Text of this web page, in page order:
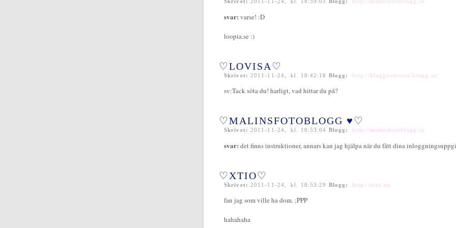
svar: varse! :D
loopia.se :)
♡LOVISA♡
Skrivet: 2011-11-24, kl. 18:42:18 Blogg: http://bloggenlovisa.blogg.se/
sv:Tack söta du! harligt, vad hittar du på?
♡MALINSFOTOBLOGG ♥♡
Skrivet: 2011-11-24, kl. 18:53:04 Blogg: http://malinsfotoblogg.se
svar: det finns instruktioner, annars kan jag hjälpa när du fått dina
♡XTIO♡
Skrivet: 2011-11-24, kl. 18:53:29 Blogg: http://xtio.nu
fan jag som ville ha dom. ;PPP
hahahaha